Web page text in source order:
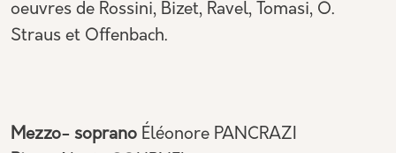
oeuvres de Rossini, Bizet, Ravel, Tomasi, O.
Straus et Offenbach.
Mezzo- soprano Éléonore PANCRAZI